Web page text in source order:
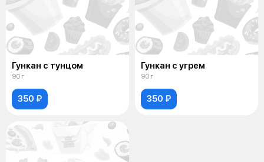
Гункан с тунцом
90 г
350 ₽
Гункан с угрем
90 г
350 ₽